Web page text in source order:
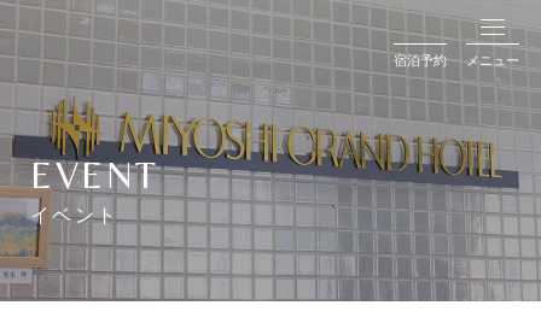
宿泊予約 メニュー
EVENT
イベント